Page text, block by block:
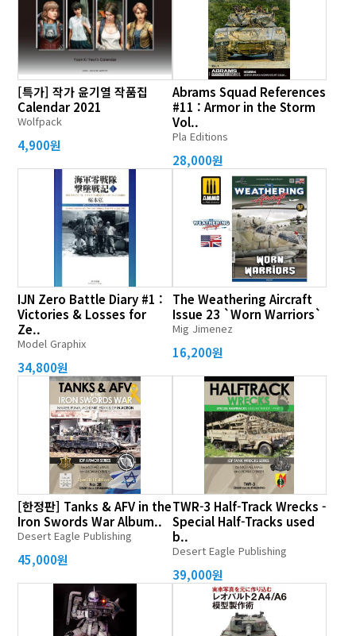
[특가] 작가 윤기열 작품집
Calendar 2021
Wolfpack
4,900원
Abrams Squad References
#11 : Armor in the Storm
Vol..
Pla Editions
28,000원
IJN Zero Battle Diary #1 :
Victories & Losses for
Ze..
Model Graphix
34,800원
The Weathering Aircraft
Issue 23 `Worn Warriors`
Mig Jimenez
16,200원
[한정판] Tanks & AFV in the
Iron Swords War Album..
Desert Eagle Publishing
45,000원
TWR-3 Half-Track Wrecks -
Special Half-Tracks used
b..
Desert Eagle Publishing
39,000원